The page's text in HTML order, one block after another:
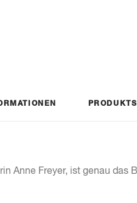
Anne Freyer, ist genau das